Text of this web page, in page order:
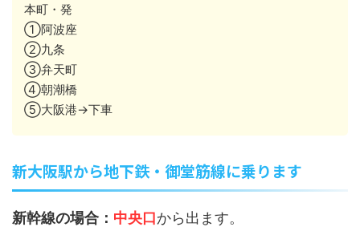
本町・発
①阿波座
②九条
③弁天町
④朝潮橋
⑤大阪港→下車
新大阪駅から地下鉄・御堂筋線に乗ります
新幹線の場合： 中央口から出ます。